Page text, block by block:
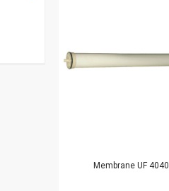
Membrane UF 4040